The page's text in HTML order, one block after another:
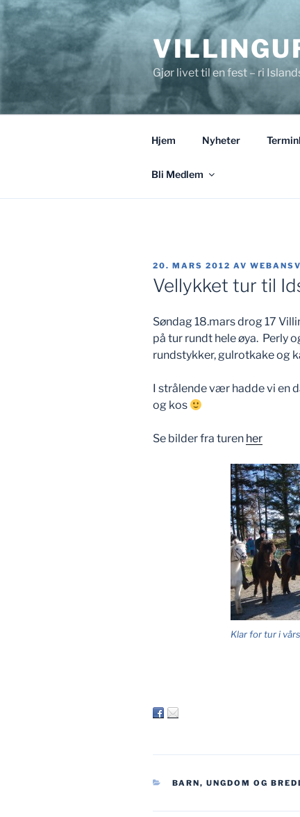
Gå
innhold
Gjør livet til en fest – ri
Hjem Nyheter
Bli Medlem
PUBLISERT
20. MARS 2012 AV
Vellykket tur til
Søndag 18.mars drog 17
på tur rundt hele øya. Perly
rundstykker, gulrotkake og
I strålende vær hadde vi en
og kos
Se bilder fra turen her
Klar for tur i
KATEGORIER
BARN, UNGDOM OG